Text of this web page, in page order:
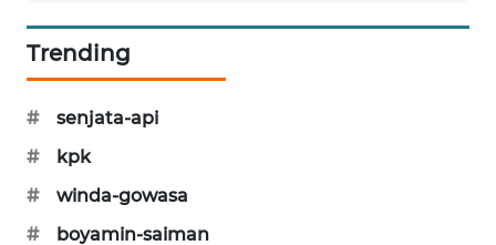
Trending
#
senjata-api
#
kpk
#
winda-gowasa
#
boyamin-saiman
MKLI
LKKI
KOPEKLIN